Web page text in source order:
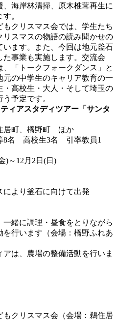
海岸林清掃、原木椎茸再生に
。
クリスマス会では、学生たち
スマスの物語の読み聞かせの
ます。また、今回は地元釜石
事業も実施します。交流会
、「トークフォークダンス」と
の中学生のキャリア教育の一
高校生・大人・そして埼玉の
予定です。
ィアスタディツアー「サンタ
居町、橋野町 ほか
8名 高校生3名 引率教員1
)～12月2日(日)
より釜石に向けて出発
緒に調理・昼食をとりながら
行います（会場：橋野ふれあ
は、農場の整備活動を行いま
もクリスマス会（会場：鵜住居